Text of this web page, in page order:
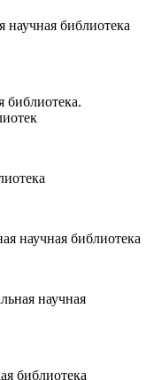
научная библиотека
библиотека.
научная библиотека
научная
библиотека